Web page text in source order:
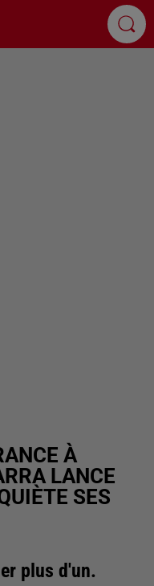
À
LANCE
SES
plus d'un.